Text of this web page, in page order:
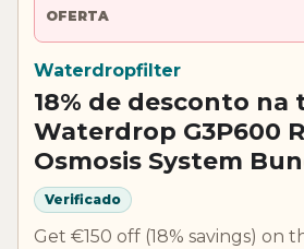
OFERTA
Waterdropfilter
18% de desconto na
Waterdrop G3P600
Osmosis System
Verificado
Get €150 off (18% savings) on